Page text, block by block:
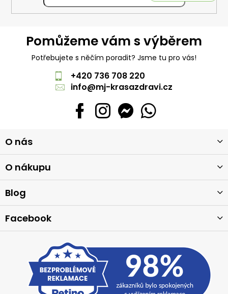
Pomůžeme vám s výběrem
Potřebujete s něčím poradit? Jsme tu pro vás!
+420 736 708 220
info@mj-krasazdravi.cz
á
p
a
t
O nás
O nákupu
Blog
Facebook